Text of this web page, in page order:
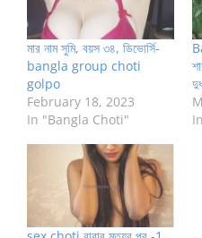
মার নাম সুমি, বয়স ৩৪, ডিভোর্সি-
bangla group choti
golpo
February 18, 2023
In "Bangla Choti"